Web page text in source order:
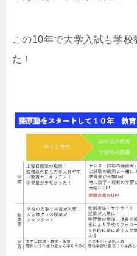
この10年で大学入試も学
た！